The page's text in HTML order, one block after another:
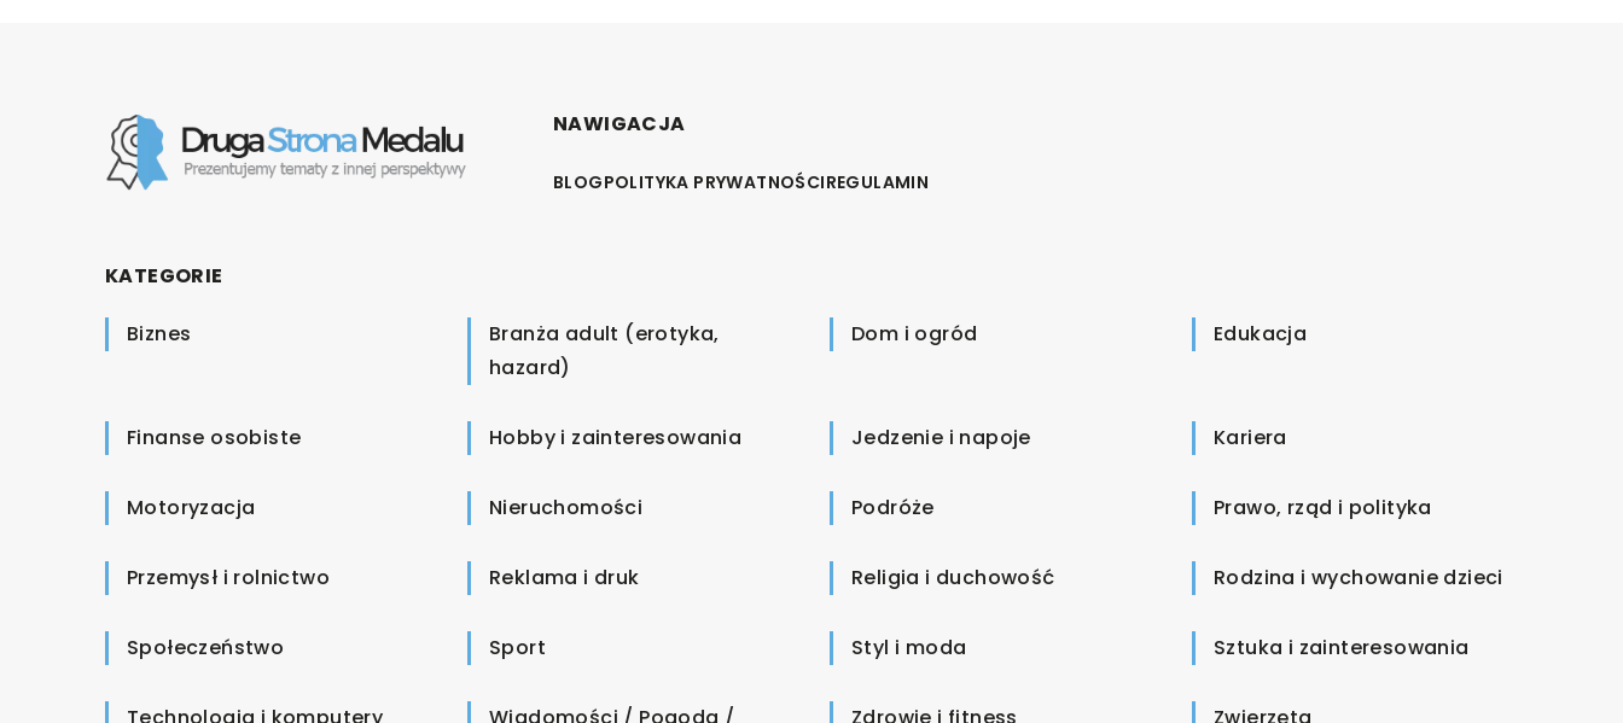
NAWIGACJA
BLOGPOLITYKA PRYWATNOŚCIREGULAMIN
KATEGORIE
Biznes
Branża adult (erotyka,
hazard)
Dom i ogród Edukacja
Finanse osobiste Hobby i zainteresowania Jedzenie i napoje Kariera
Motoryzacja Nieruchomości Podróże Prawo, rząd i polityka
Przemysł i rolnictwo Reklama i druk Religia i duchowość Rodzina i wychowanie dzieci
Społeczeństwo Sport Styl i moda Sztuka i zainteresowania
Technologia i komputery Wiadomości / Pogoda / Zdrowie i fitness Zwierzęta